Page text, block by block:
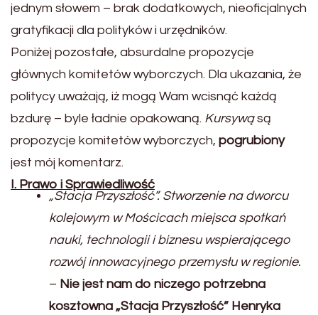
jednym słowem – brak dodatkowych, nieoficjalnych
gratyfikacji dla polityków i urzędników.
Poniżej pozostałe, absurdalne propozycje
głównych komitetów wyborczych. Dla ukazania, że
politycy uważają, iż mogą Wam wcisnąć każdą
bzdurę – byle ładnie opakowaną. Kursywąsą
propozycje komitetów wyborczych, pogrubiony
jest mój komentarz.
I. Prawo i Sprawiedliwość
„Stacja Przyszłość”. Stworzenie na dworcu
kolejowym w Mościcach miejsca spotkań
nauki, technologii i biznesu wspierającego
rozwój innowacyjnego przemysłu w regionie.
– Nie jest nam do niczego potrzebna
kosztowna „Stacja Przyszłość” Henryka